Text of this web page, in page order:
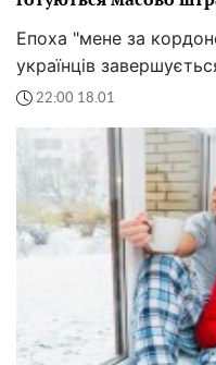
Епоха "мене за
українців
22:00 18.01